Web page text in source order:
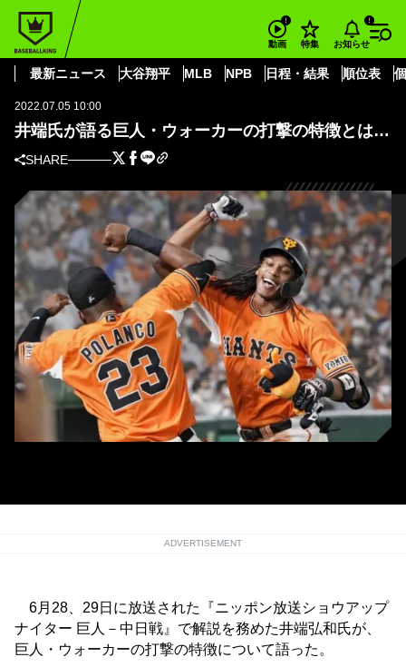
動画 特集 お知らせ
最新ニュース 大谷翔平 MLB NPB 日程・結果 順位表
BASEBALL KING
井端氏が語る巨人・ウォーカーの打撃の特徴とは…
読売ジャイアンツ
2022.07.05 10:00
井端氏が語る巨人・ウォーカーの打撃の特徴とは…
SHARE
ADVERTISEMENT
6月28、29日に放送された『ニッポン放送ショウアップ
ナイター 巨人－中日戦』で解説を務めた井端弘和氏が、
巨人・ウォーカーの打撃の特徴について語った。